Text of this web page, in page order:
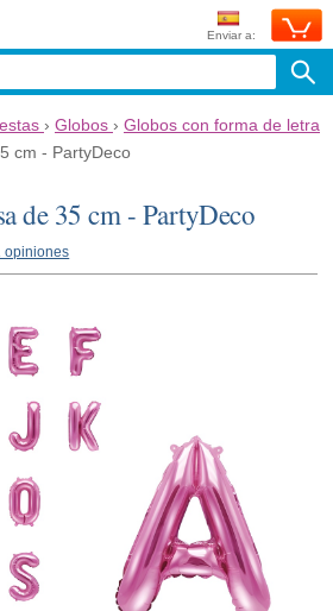
Enviar a:
› Globos › Globos con forma de letra
cm - PartyDeco
de 35 cm - PartyDeco
opiniones